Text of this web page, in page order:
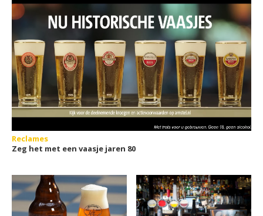
Reclames
Zeg het met een vaasje jaren 80